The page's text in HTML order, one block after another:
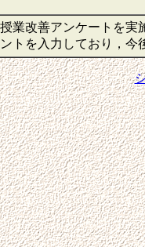
業改善アンケートを
トを入力しており，